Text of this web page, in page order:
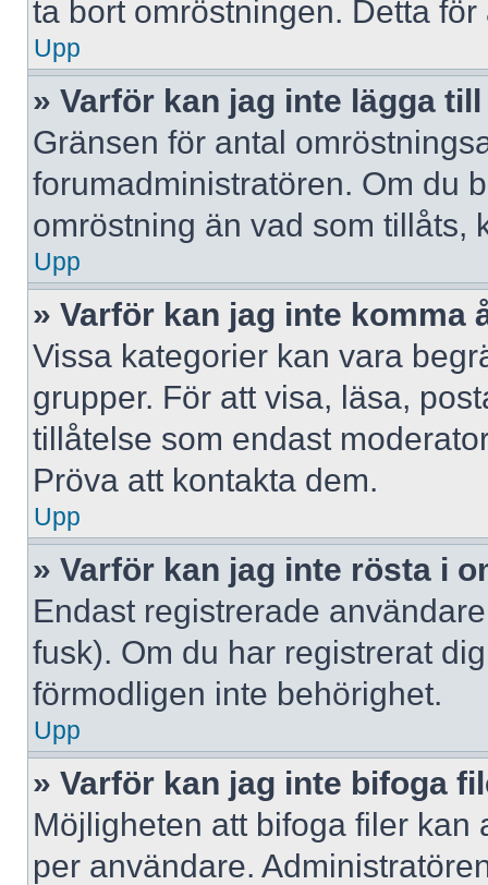
ta bort omröstningen. Detta
Upp
» Varför kan jag inte lägga
Gränsen för antal
forumadministratören. Om du
omröstning än vad som tillåts,
Upp
» Varför kan jag inte komma
Vissa kategorier kan vara
grupper. För att visa, läsa,
tillåtelse som endast
Pröva att kontakta dem.
Upp
» Varför kan jag inte rösta i
Endast registrerade
fusk). Om du har registrerat
förmodligen inte behörighet.
Upp
» Varför kan jag inte bifoga
Möjligheten att bifoga filer
per användare.